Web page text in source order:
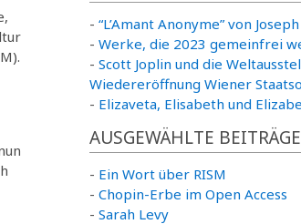
- “L’Amant Anonyme” von
- Werke, die 2023 gemeinfrei
- Scott Joplin und die
Wiedereröffnung Wiener
- Elizaveta, Elisabeth und
AUSGEWÄHLTE BEITRÄGE
- Ein Wort über RISM
- Chopin-Erbe im Open Access
- Sarah Levy